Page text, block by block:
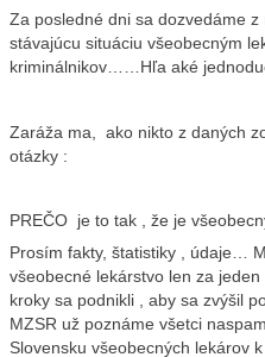
Za posledné dni sa dozvedáme
stávajúcu situáciu všeobecným
kriminálnikov……Hľa aké
Zaráža ma, ako nikto z daných
otázky :
PREČO je to tak , že je
Prosím fakty, štatistiky , údaje…
všeobecné lekárstvo len za
kroky sa podnikli , aby sa zvýšil
MZSR už poznáme všetci
Slovensku všeobecných lekárov